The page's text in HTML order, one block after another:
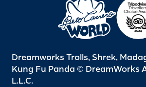
Dreamworks Trolls, Shrek,
Kung Fu Panda © DreamWorks
L.L.C.